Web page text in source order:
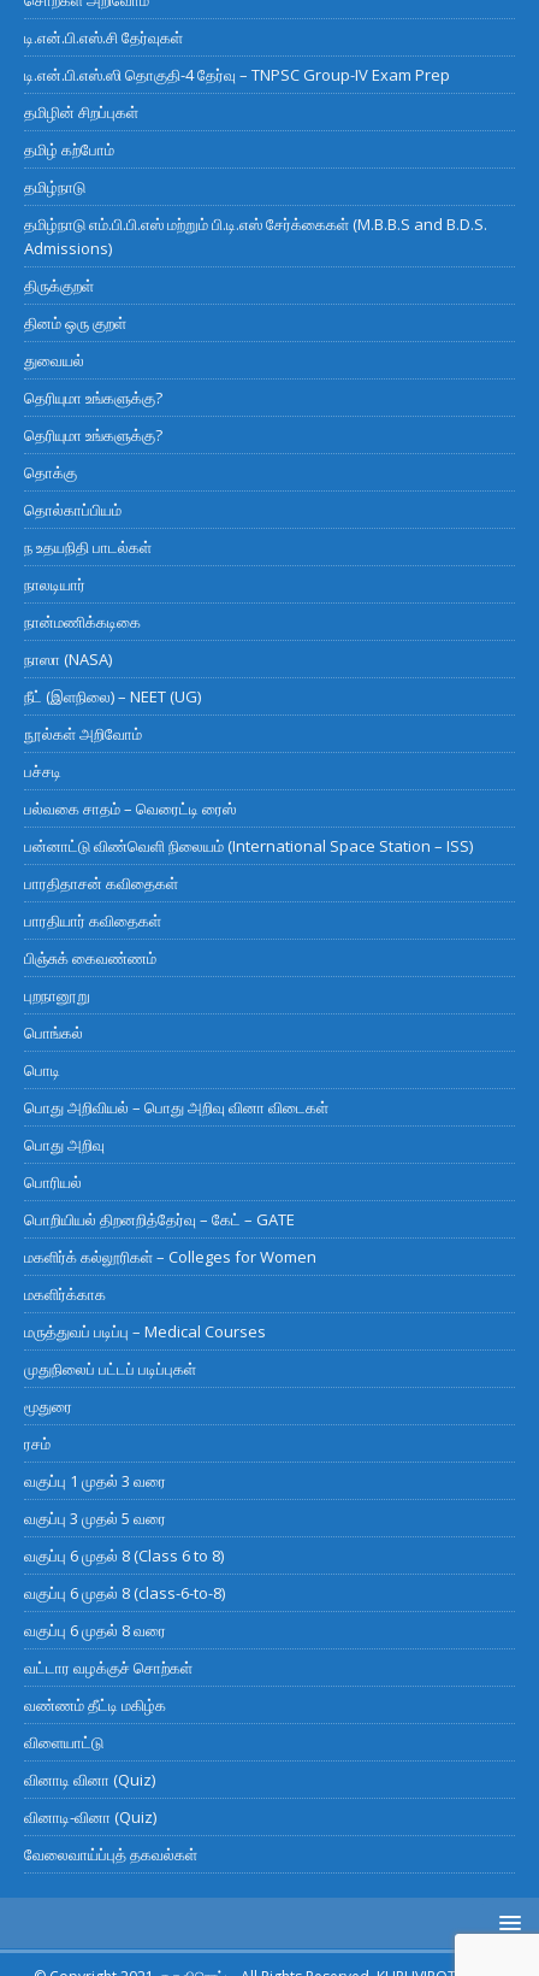
டி.என்.பி.எஸ்.சி தேர்வுகள்
டி.என்.பி.எஸ்.ஸி தொகுதி-4 தேர்வு – TNPSC Group-IV Exam Prep
தமிழின் சிறப்புகள்
தமிழ் கற்போம்
தமிழ்நாடு
தமிழ்நாடு எம்.பி.பி.எஸ் மற்றும் பி.டி.எஸ் சேர்க்கைகள் (M.B.B.S and B.D.S.
Admissions)
திருக்குறள்
தினம் ஒரு குறள்
துவையல்
தெரியுமா உங்களுக்கு?
தெரியுமா உங்களுக்கு?
தொக்கு
தொல்காப்பியம்
ந உதயநிதி பாடல்கள்
நாலடியார்
நான்மணிக்கடிகை
நாஸா (NASA)
நீட் (இளநிலை) – NEET (UG)
நூல்கள் அறிவோம்
பச்சடி
பல்வகை சாதம் – வெரைட்டி ரைஸ்
பன்னாட்டு விண்வெளி நிலையம் (International Space Station – ISS)
பாரதிதாசன் கவிதைகள்
பாரதியார் கவிதைகள்
பிஞ்சுக் கைவண்ணம்
புறநானூறு
பொங்கல்
பொடி
பொது அறிவியல் – பொது அறிவு வினா விடைகள்
பொது அறிவு
பொரியல்
பொறியியல் திறனறித்தேர்வு – கேட் – GATE
மகளிர்க் கல்லூரிகள் – Colleges for Women
மகளிர்க்காக
மருத்துவப் படிப்பு – Medical Courses
முதுநிலைப் பட்டப் படிப்புகள்
மூதுரை
ரசம்
வகுப்பு 1 முதல் 3 வரை
வகுப்பு 3 முதல் 5 வரை
வகுப்பு 6 முதல் 8 (Class 6 to 8)
வகுப்பு 6 முதல் 8 (class-6-to-8)
வகுப்பு 6 முதல் 8 வரை
வட்டார வழக்குச் சொற்கள்
வண்ணம் தீட்டி மகிழ்க
விளையாட்டு
வினாடி வினா (Quiz)
வினாடி-வினா (Quiz)
வேலைவாய்ப்புத் தகவல்கள்